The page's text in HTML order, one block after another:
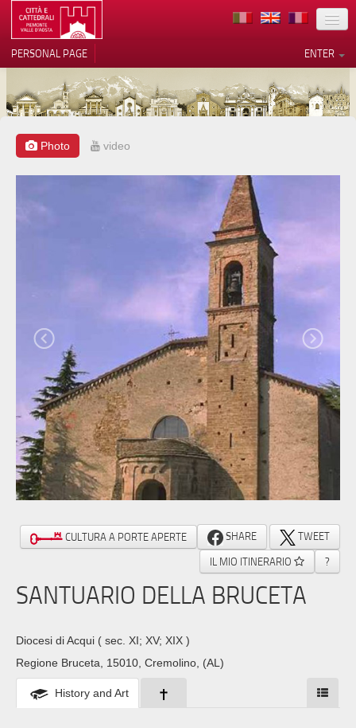
LOCATION
ARCHITECTURE
MUSEUMS
ITINERARIES
EVENTS
PRESS
ENTER
PERSONAL PAGE
Photo video
CULTURA A PORTE APERTE SHARE
TWEET
IL MIO ITINERARIO
?
SANTUARIO DELLA BRUCETA
Diocesi di Acqui ( sec. XI; XV; XIX )
Regione Bruceta, 15010, Cremolino, (AL)
History and Art
Notice at collection
Your Privacy Choices